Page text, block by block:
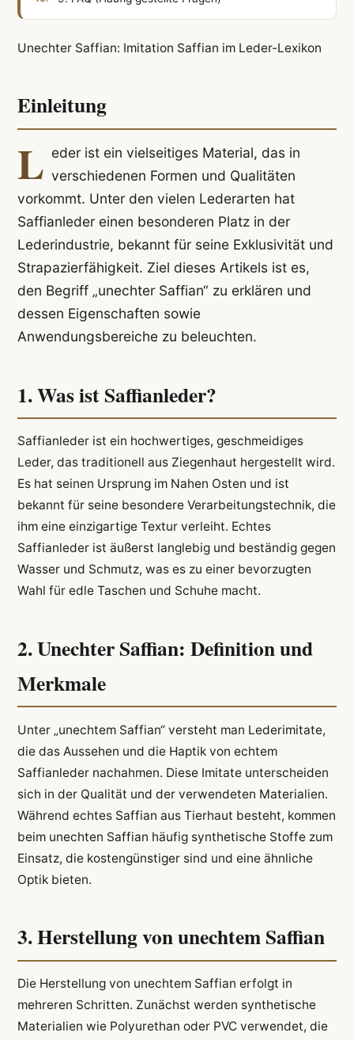
Unechter Saffian: Imitation Saffian im Leder-Lexikon
Einleitung
L eder ist ein vielseitiges Material, das in
verschiedenen Formen und Qualitäten
vorkommt. Unter den vielen Lederarten hat
Saffianleder einen besonderen Platz in der
Lederindustrie, bekannt für seine Exklusivität und
Strapazierfähigkeit. Ziel dieses Artikels ist es,
den Begriff „unechter Saffian“ zu erklären und
dessen Eigenschaften sowie
Anwendungsbereiche zu beleuchten.
1. Was ist Saffianleder?
Saffianleder ist ein hochwertiges, geschmeidiges
Leder, das traditionell aus Ziegenhaut hergestellt wird.
Es hat seinen Ursprung im Nahen Osten und ist
bekannt für seine besondere Verarbeitungstechnik, die
ihm eine einzigartige Textur verleiht. Echtes
Saffianleder ist äußerst langlebig und beständig gegen
Wasser und Schmutz, was es zu einer bevorzugten
Wahl für edle Taschen und Schuhe macht.
2. Unechter Saffian: Definition und
Merkmale
Unter „unechtem Saffian“ versteht man Lederimitate,
die das Aussehen und die Haptik von echtem
Saffianleder nachahmen. Diese Imitate unterscheiden
sich in der Qualität und der verwendeten Materialien.
Während echtes Saffian aus Tierhaut besteht, kommen
beim unechten Saffian häufig synthetische Stoffe zum
Einsatz, die kostengünstiger sind und eine ähnliche
Optik bieten.
3. Herstellung von unechtem Saffian
Die Herstellung von unechtem Saffian erfolgt in
mehreren Schritten. Zunächst werden synthetische
Materialien wie Polyurethan oder PVC verwendet, die